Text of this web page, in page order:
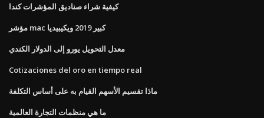
كيفية شراء صناديق المؤشرات كندا
مؤشر mac كبير 2019 ويكيبيديا
معدل التحويل يورو إلى الدولار الكندي
Cotizaciones del oro en tiempo real
ماذا تقسيم الأسهم القيام به على أساس التكلفة
ما هي منظمات التجارة العالمية